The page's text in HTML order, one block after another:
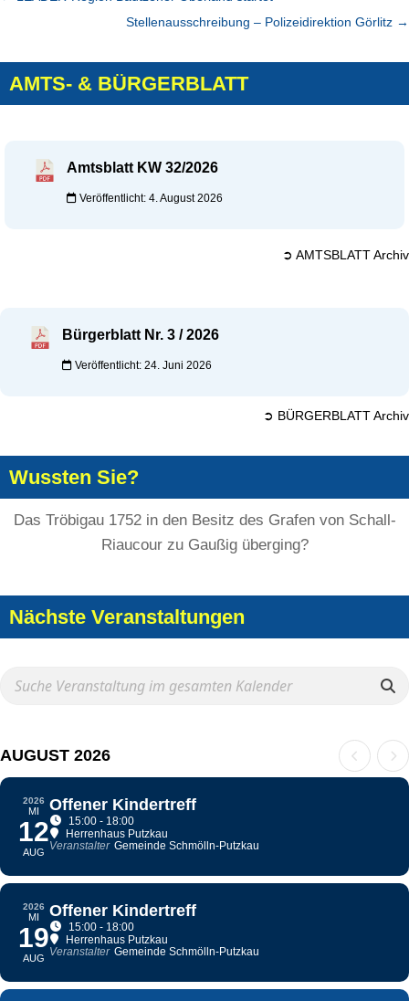
Stellenausschreibung – Polizeidirektion Görlitz →
AMTS- & BÜRGERBLATT
Amtsblatt KW 32/2026
Veröffentlicht: 4. August 2026
➲ AMTSBLATT Archiv
Bürgerblatt Nr. 3 / 2026
Veröffentlicht: 24. Juni 2026
➲ BÜRGERBLATT Archiv
Wussten Sie?
Das Tröbigau 1752 in den Besitz des Grafen von Schall-
Riaucour zu Gaußig überging?
Nächste Veranstaltungen
AUGUST 2026
2026
MI
12
AUG
Offener Kindertreff
15:00 - 18:00
Herrenhaus Putzkau
Veranstalter Gemeinde Schmölln-Putzkau
2026
MI
19
AUG
Offener Kindertreff
15:00 - 18:00
Herrenhaus Putzkau
Veranstalter Gemeinde Schmölln-Putzkau